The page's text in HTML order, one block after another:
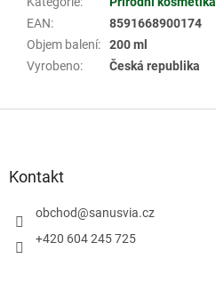
EAN:
8591668900174
Objem balení:
200 ml
Vyrobeno: Česká republika
Kontakt
obchod@sanusvia.cz
+420 604 245 725